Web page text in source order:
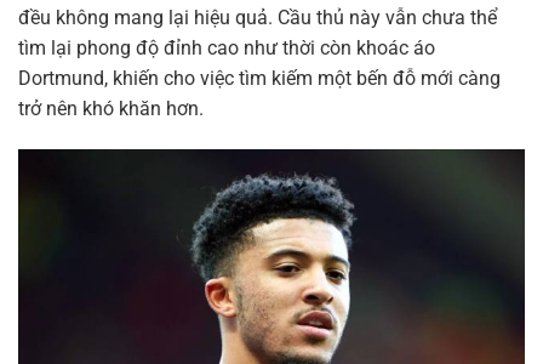
đều không mang lại hiệu quả. Cầu thủ này vẫn chưa thể
tìm lại phong độ đỉnh cao như thời còn khoác áo
Dortmund, khiến cho việc tìm kiếm một bến đỗ mới càng
trở nên khó khăn hơn.